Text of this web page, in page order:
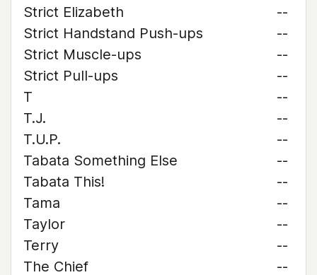
Strict Elizabeth
--
Strict Handstand Push-ups
--
Strict Muscle-ups
--
Strict Pull-ups
--
T
--
T.J.
--
T.U.P.
--
Tabata Something Else
--
Tabata This!
--
Tama
--
Taylor
--
Terry
--
The Chief
--